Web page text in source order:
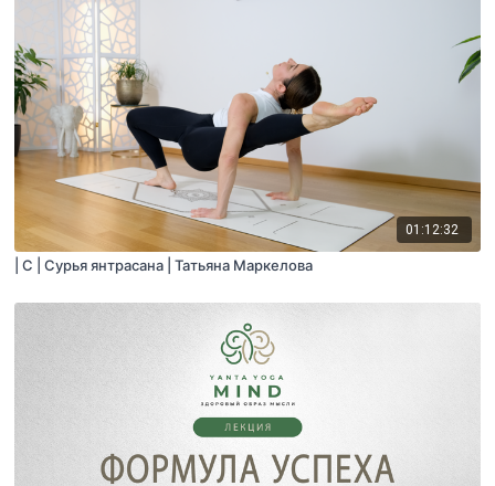
01:12:32
| C | Сурья янтрасана | Татьяна Маркелова